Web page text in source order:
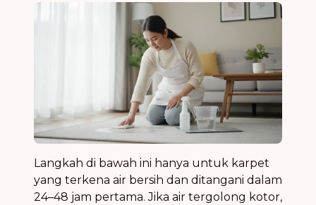
Langkah di bawah ini hanya untuk karpet
yang terkena air bersih dan ditangani dalam
24–48 jam pertama. Jika air tergolong kotor,